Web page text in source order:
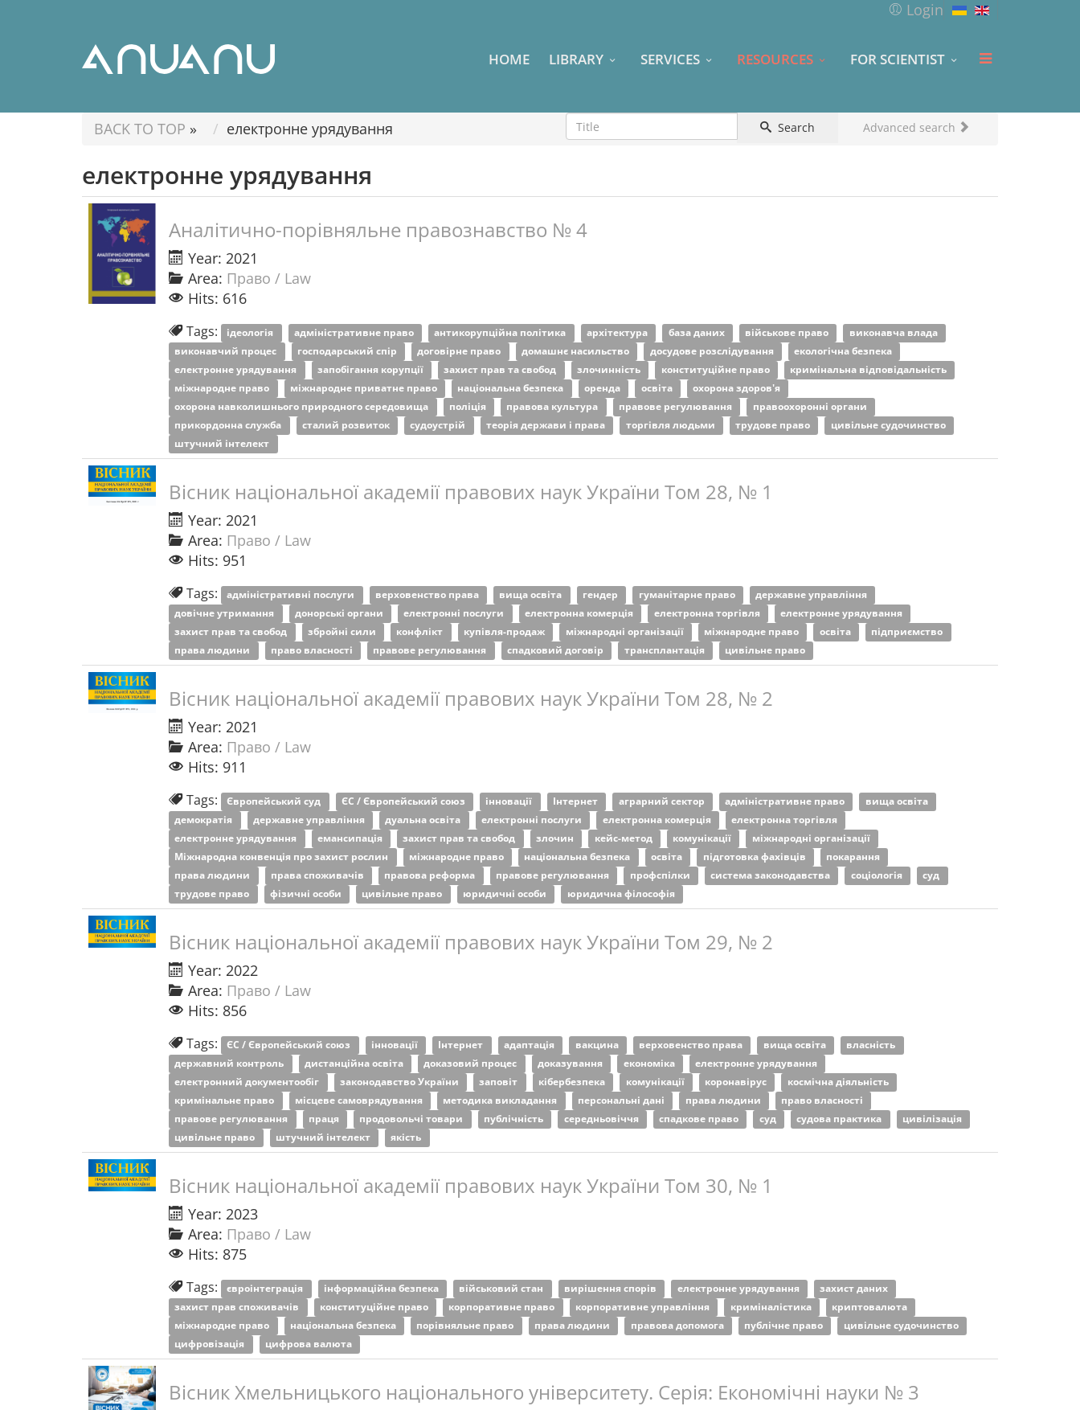
Login
HOME LIBRARY SERVICES RESOURCES FOR SCIENTIST
Search Advanced search
BACK TO TOP » електронне урядування
електронне урядування
Аналітично-порівняльне правознавство № 4
Year: 2021
Area: Право / Law
Hits: 616
Tags: ідеологія адміністративне право антикорупційна політика архітектура база даних військове право
виконавча влада
виконавчий процес
господарський спір договірне право домашнє насильство досудове розслідування
екологічна безпека
електронне урядування
запобігання корупції захист прав та свобод злочинність конституційне право
кримінальна відповідальність
міжнародне право
міжнародне приватне право національна безпека оренда освіта
охорона здоров'я
охорона навколишнього природного середовища
поліція правова культура правове регулювання
правоохоронні органи
прикордонна служба
сталий розвиток судоустрій теорія держави і права торгівля людьми трудове право
цивільне судочинство
штучний інтелект
Вісник національної академії правових наук України Том 28, № 1
Year: 2021
Area: Право / Law
Hits: 951
Tags: адміністративні послуги верховенство права вища освіта гендер гуманітарне право
державне управління
довічне утримання
донорські органи електронні послуги електронна комерція електронна торгівля
електронне урядування
захист прав та свобод
збройні сили конфлікт купівля-продаж міжнародні організації міжнародне право освіта
підприємство
права людини
право власності правове регулювання спадковий договір трансплантація цивільне право
Вісник національної академії правових наук України Том 28, № 2
Year: 2021
Area: Право / Law
Hits: 911
Tags: Європейський суд ЄС / Європейський союз інновації Інтернет аграрний сектор адміністративне право
вища освіта
демократія
державне управління дуальна освіта електронні послуги електронна комерція
електронна торгівля
електронне урядування
емансипація захист прав та свобод злочин кейс-метод комунікації
міжнародні організації
Міжнародна конвенція про захист рослин
міжнародне право національна безпека освіта підготовка фахівців
покарання
права людини
права споживачів правова реформа правове регулювання профспілки система законодавства соціологія
суд
трудове право
фізичні особи цивільне право юридичні особи юридична філософія
Вісник національної академії правових наук України Том 29, № 2
Year: 2022
Area: Право / Law
Hits: 856
Tags: ЄС / Європейський союз інновації Інтернет адаптація вакцина верховенство права вища освіта
власність
державний контроль
дистанційна освіта доказовий процес доказування економіка
електронне урядування
електронний документообіг
законодавство України заповіт кібербезпека комунікації коронавірус
космічна діяльність
кримінальне право
місцеве самоврядування методика викладання персональні дані права людини
право власності
правове регулювання
праця продовольчі товари публічність середньовіччя спадкове право суд судова практика
цивілізація
цивільне право
штучний інтелект якість
Вісник національної академії правових наук України Том 30, № 1
Year: 2023
Area: Право / Law
Hits: 875
Tags: євроінтеграція інформаційна безпека військовий стан вирішення спорів електронне урядування
захист даних
захист прав споживачів
конституційне право корпоративне право корпоративне управління криміналістика
криптовалюта
міжнародне право
національна безпека порівняльне право права людини правова допомога публічне право
цивільне судочинство
цифровізація
цифрова валюта
Вісник Хмельницького національного університету. Серія: Економічні науки № 3